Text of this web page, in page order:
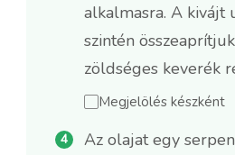
alkalmasra. A kivájt
szintén
zöldséges keverék
Megjelölés készként
Az olajat egy